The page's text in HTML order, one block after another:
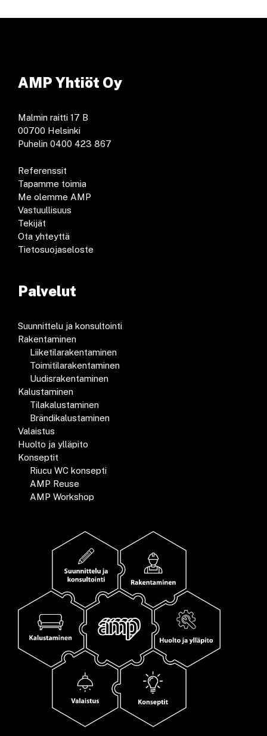
AMP Yhtiöt Oy
Malmin raitti 17 B
00700 Helsinki
Puhelin 0400 423 867
Referenssit
Tapamme toimia
Me olemme AMP
Vastuullisuus
Tekijät
Ota yhteyttä
Tietosuojaseloste
Palvelut
Suunnittelu ja konsultointi
Rakentaminen
Liiketilarakentaminen
Toimitilarakentaminen
Uudisrakentaminen
Kalustaminen
Tilakalustaminen
Brändikalustaminen
Valaistus
Huolto ja ylläpito
Konseptit
Riucu WC konsepti
AMP Reuse
AMP Workshop